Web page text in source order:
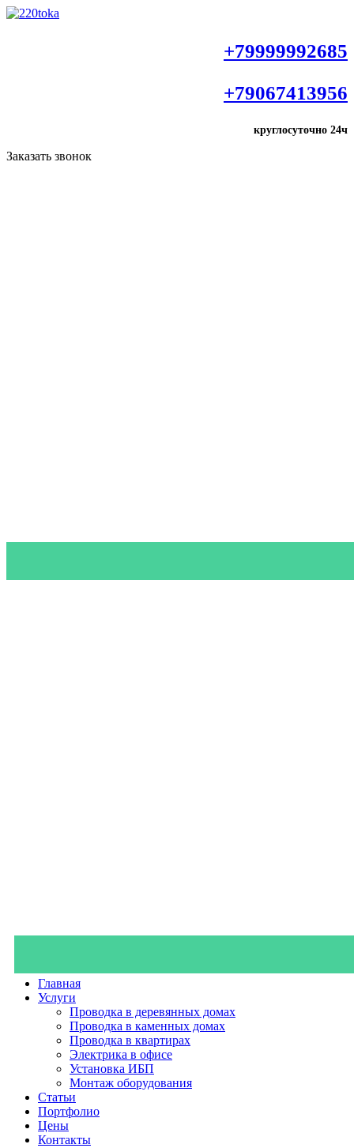
+79999992685
+79067413956
круглосуточно 24ч
Заказать звонок
Главная
Услуги
Проводка в деревянных домах
Проводка в каменных домах
Проводка в квартирах
Электрика в офисе
Установка ИБП
Монтаж оборудования
Статьи
Портфолио
Цены
Контакты